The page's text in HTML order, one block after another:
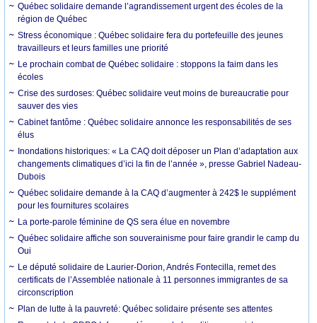
Québec solidaire demande l’agrandissement urgent des écoles de la
région de Québec
Stress économique : Québec solidaire fera du portefeuille des jeunes
travailleurs et leurs familles une priorité
Le prochain combat de Québec solidaire : stoppons la faim dans les
écoles
Crise des surdoses: Québec solidaire veut moins de bureaucratie pour
sauver des vies
Cabinet fantôme : Québec solidaire annonce les responsabilités de ses
élus
Inondations historiques: « La CAQ doit déposer un Plan d’adaptation aux
changements climatiques d’ici la fin de l’année », presse Gabriel Nadeau-
Dubois
Québec solidaire demande à la CAQ d’augmenter à 242$ le supplément
pour les fournitures scolaires
La porte-parole féminine de QS sera élue en novembre
Québec solidaire affiche son souverainisme pour faire grandir le camp du
Oui
Le député solidaire de Laurier-Dorion, Andrés Fontecilla, remet des
certificats de l’Assemblée nationale à 11 personnes immigrantes de sa
circonscription
Plan de lutte à la pauvreté: Québec solidaire présente ses attentes